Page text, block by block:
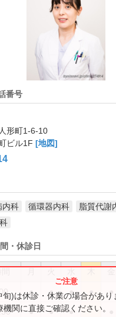
番号
形町1-6-10
ビル1F [地図]
内科 循環器内科 脂質代謝
・休診日
● ● ● ● ●
● ● ●
旬)は休診・休業の場合があり
機関に直接ご確認ください。